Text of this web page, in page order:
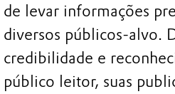
de levar informações
diversos públicos-alvo.
credibilidade e
público leitor, suas